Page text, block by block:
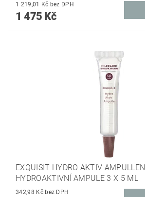
1 219,01 Kč bez DPH
1 475 Kč
EXQUISIT HYDRO AKTIV AMPULLEN
HYDROAKTIVNÍ AMPULE 3 X 5 ML
342,98 Kč bez DPH